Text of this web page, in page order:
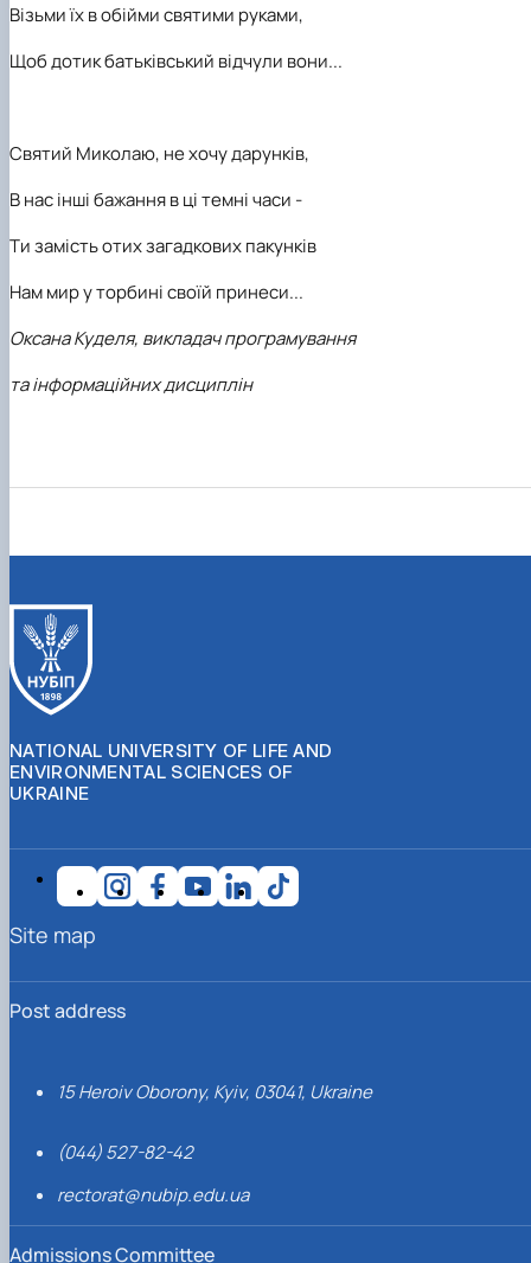
Візьми їх в обійми святими руками,
Щоб дотик батьківський відчули вони...
Святий Миколаю, не хочу дарунків,
В нас інші бажання в ці темні часи -
Ти замість отих загадкових пакунків
Нам мир у торбині своїй принеси...
Оксана Куделя, викладач програмування
та інформаційних дисциплін
NATIONAL UNIVERSITY OF LIFE AND
ENVIRONMENTAL SCIENCES OF
UKRAINE
Post address
15 Heroiv Oborony, Kyiv, 03041, Ukraine
(044) 527-82-42
rectorat@nubip.edu.ua
Admissions Committee
Site map